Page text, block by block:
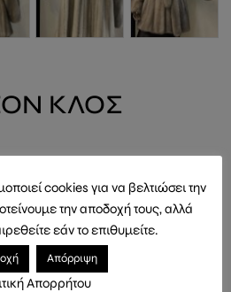
KΛΟΣ
φυσικο SAPPHIRE χρωμα ΒΙΖΟΝ
cookies για να βελτιώσει την
την αποδοχή τους, αλλά
εάν το επιθυμείτε.
Απόρριψη
Απορρήτου